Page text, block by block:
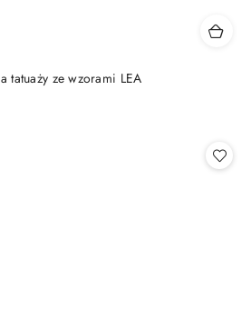
tatuaży ze wzorami LEA